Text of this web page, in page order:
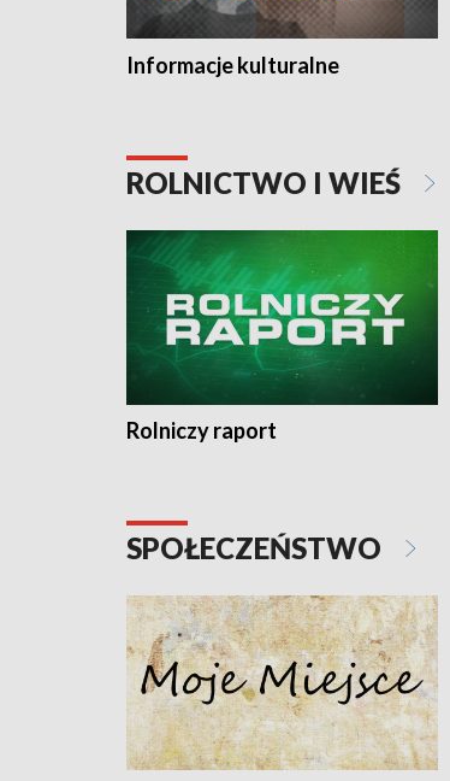
Informacje kulturalne
ROLNICTWO I WIEŚ
Rolniczy raport
SPOŁECZEŃSTWO